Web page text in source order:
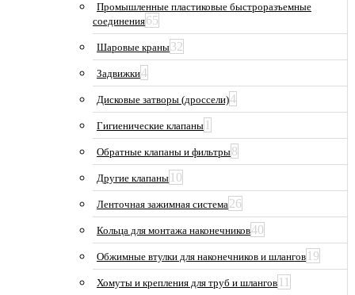
Промышленные пластиковые быстроразъемные
соединения65
Шаровые краны32
Задвижки4
Дисковые затворы (дроссели)4
Гигиенические клапаны 1
Обратные клапаны и фильтры8
Другие клапаны 10
Ленточная зажимная система26
Кольца для монтажа наконечников40
Обжимные втулки для наконечников и шлангов 19
Хомуты и крепления для труб и шлангов 11